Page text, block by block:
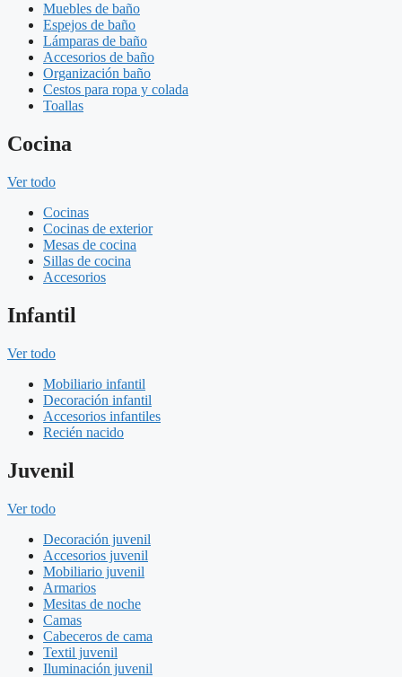
Muebles de baño
Espejos de baño
Lámparas de baño
Accesorios de baño
Organización baño
Cestos para ropa y colada
Toallas
Cocina
Ver todo
Cocinas
Cocinas de exterior
Mesas de cocina
Sillas de cocina
Accesorios
Infantil
Ver todo
Mobiliario infantil
Decoración infantil
Accesorios infantiles
Recién nacido
Juvenil
Ver todo
Decoración juvenil
Accesorios juvenil
Mobiliario juvenil
Armarios
Mesitas de noche
Camas
Cabeceros de cama
Textil juvenil
Iluminación juvenil